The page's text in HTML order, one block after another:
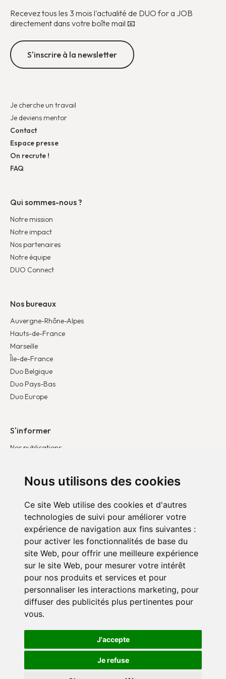
Nous utilisons des cookies
Ce site Web utilise des cookies et d'autres
technologies de suivi pour améliorer votre
expérience de navigation aux fins suivantes :
pour activer les fonctionnalités de base du
site Web, pour offrir une meilleure expérience
sur le site Web, pour mesurer votre intérêt
pour nos produits et services et pour
personnaliser les interactions marketing, pour
diffuser des publicités plus pertinentes pour
vous.
J'accepte
Je refuse
Recevez tous les 3 mois l'actualité de DUO for a JOB
directement dans votre boîte mail 📧
S'inscrire à la newsletter
Je cherche un travail
Je deviens mentor
Contact
Espace presse
On recrute !
FAQ
Qui sommes-nous ?
Notre mission
Notre impact
Nos partenaires
Notre équipe
DUO Connect
Nos bureaux
Auvergne-Rhône-Alpes
Hauts-de-France
Marseille
Île-de-France
Duo Belgique
Duo Pays-Bas
Duo Europe
S'informer
Nos publications
S’engager
Devenir entreprise partenaire
Devenir bénévole
© 2026 DUO for a JOB. Tous droits réservés.
Politique de confidentialité